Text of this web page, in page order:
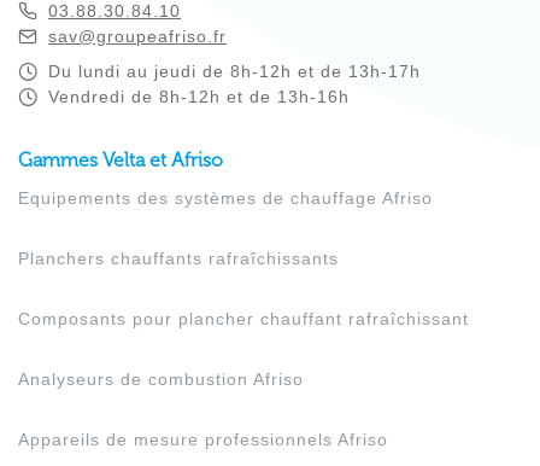
03.88.30.84.10
sav@groupeafriso.fr
Du lundi au jeudi de 8h-12h et de 13h-17h
Vendredi de 8h-12h et de 13h-16h
Gammes Velta et Afriso
Equipements des systèmes de chauffage Afriso
Planchers chauffants rafraîchissants
Composants pour plancher chauffant rafraîchissant
Analyseurs de combustion Afriso
Appareils de mesure professionnels Afriso